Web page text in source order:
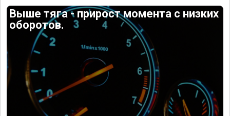
Выше тяга - прирост момента с низких
оборотов.